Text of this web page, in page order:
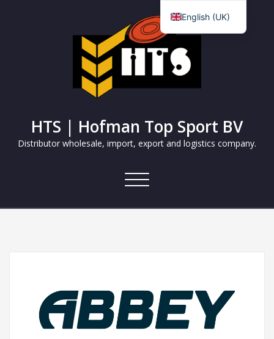
HTS | Hofman Top Sport BV
Distributor wholesale, import, export and logistics company.
Toggle
English (UK)
Nederlands